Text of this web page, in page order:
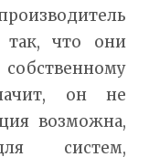
так, что они
он не
возможна,
систем,